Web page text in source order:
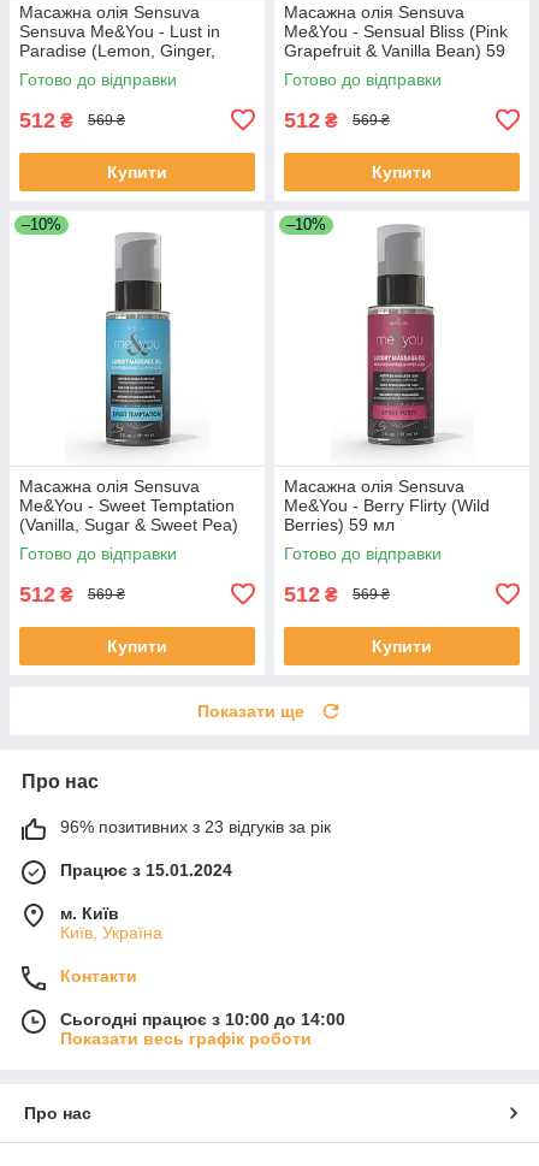
Масажна олія Sensuva
Sensuva Me&You - Lust in
Paradise (Lemon, Ginger,
Orange, Vanilla & Sugar) 59 м
Готово до відправки
512 ₴ 569 ₴
Купити
Масажна олія Sensuva
Me&You - Sensual Bliss (Pink
Grapefruit & Vanilla Bean) 59
мл
Готово до відправки
512 ₴ 569 ₴
Купити
–10%
Масажна олія Sensuva
Me&You - Sweet Temptation
(Vanilla, Sugar & Sweet Pea)
59 мл
Готово до відправки
512 ₴ 569 ₴
Купити
–10%
Масажна олія Sensuva
Me&You - Berry Flirty (Wild
Berries) 59 мл
Готово до відправки
512 ₴ 569 ₴
Купити
Показати ще
Про нас
96% позитивних з 23 відгуків за рік
Працює з 15.01.2024
м. Київ
Київ, Україна
Контакти
Сьогодні працює з 10:00 до 14:00
Показати весь графік роботи
Про нас